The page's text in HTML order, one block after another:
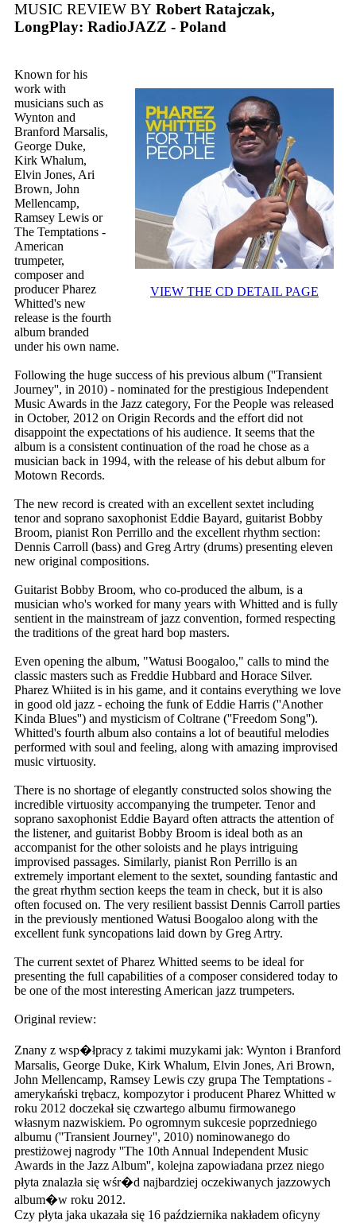
MUSIC REVIEW BY Robert Ratajczak,
LongPlay: RadioJAZZ - Poland
VIEW THE CD DETAIL PAGE
Known for his
work with
musicians such as
Wynton and
Branford Marsalis,
George Duke,
Kirk Whalum,
Elvin Jones, Ari
Brown, John
Mellencamp,
Ramsey Lewis or
The Temptations -
American
trumpeter,
composer and
producer Pharez
Whitted's new
release is the fourth
album branded
under his own name.
Following the huge success of his previous album (''Transient
Journey'', in 2010) - nominated for the prestigious Independent
Music Awards in the Jazz category, For the People was released
in October, 2012 on Origin Records and the effort did not
disappoint the expectations of his audience. It seems that the
album is a consistent continuation of the road he chose as a
musician back in 1994, with the release of his debut album for
Motown Records.
The new record is created with an excellent sextet including
tenor and soprano saxophonist Eddie Bayard, guitarist Bobby
Broom, pianist Ron Perrillo and the excellent rhythm section:
Dennis Carroll (bass) and Greg Artry (drums) presenting eleven
new original compositions.
Guitarist Bobby Broom, who co-produced the album, is a
musician who's worked for many years with Whitted and is fully
sentient in the mainstream of jazz convention, formed respecting
the traditions of the great hard bop masters.
Even opening the album, "Watusi Boogaloo," calls to mind the
classic masters such as Freddie Hubbard and Horace Silver.
Pharez Whiited is in his game, and it contains everything we love
in good old jazz - echoing the funk of Eddie Harris (''Another
Kinda Blues'') and mysticism of Coltrane (''Freedom Song'').
Whitted's fourth album also contains a lot of beautiful melodies
performed with soul and feeling, along with amazing improvised
music virtuosity.
There is no shortage of elegantly constructed solos showing the
incredible virtuosity accompanying the trumpeter. Tenor and
soprano saxophonist Eddie Bayard often attracts the attention of
the listener, and guitarist Bobby Broom is ideal both as an
accompanist for the other soloists and he plays intriguing
improvised passages. Similarly, pianist Ron Perrillo is an
extremely important element to the sextet, sounding fantastic and
the great rhythm section keeps the team in check, but it is also
often focused on. The very resilient bassist Dennis Carroll parties
in the previously mentioned Watusi Boogaloo along with the
excellent funk syncopations laid down by Greg Artry.
The current sextet of Pharez Whitted seems to be ideal for
presenting the full capabilities of a composer considered today to
be one of the most interesting American jazz trumpeters.
Original review:
Znany z wsp�łpracy z takimi muzykami jak: Wynton i Branford
Marsalis, George Duke, Kirk Whalum, Elvin Jones, Ari Brown,
John Mellencamp, Ramsey Lewis czy grupa The Temptations -
amerykański trębacz, kompozytor i producent Pharez Whitted w
roku 2012 doczekał się czwartego albumu firmowanego
własnym nazwiskiem. Po ogromnym sukcesie poprzedniego
albumu (''Transient Journey'', 2010) nominowanego do
prestiżowej nagrody ''The 10th Annual Independent Music
Awards in the Jazz Album'', kolejna zapowiadana przez niego
płyta znalazła się wśr�d najbardziej oczekiwanych jazzowych
album�w roku 2012.
Czy płyta jaka ukazała się 16 października nakładem oficyny